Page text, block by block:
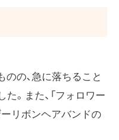
のの、急に落ちること
。また、「フォロワー
ーリボンヘアバンドの